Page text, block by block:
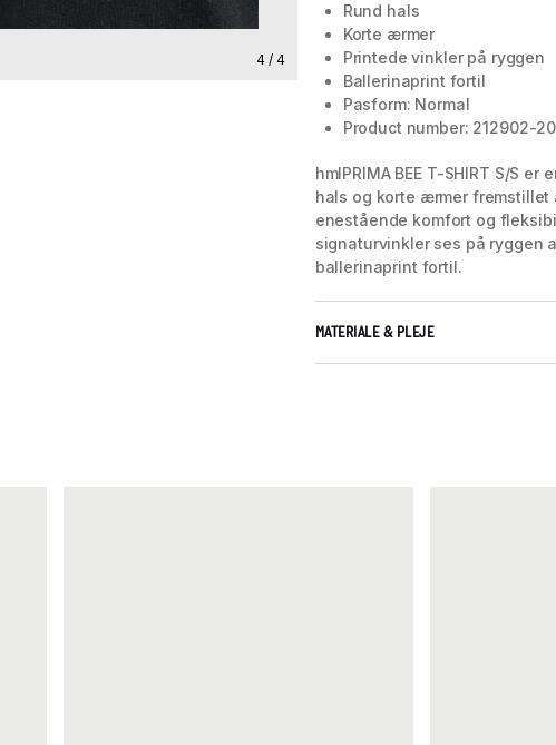
4 / 4
Rund hals
Korte ærmer
Printede vinkler på ryggen
Ballerinaprint fortil
Pasform: Normal
Product number: 212902-
hmlPRIMA BEE T-SHIRT S/S
hals og korte ærmer
enestående komfort og
signaturvinkler ses på ryggen
ballerinaprint fortil.
MATERIALE & PLEJE